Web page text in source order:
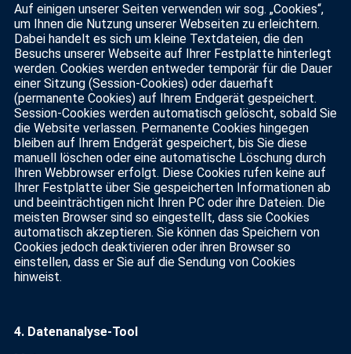
Auf einigen unserer Seiten verwenden wir sog. „Cookies“,
um Ihnen die Nutzung unserer Webseiten zu erleichtern.
Dabei handelt es sich um kleine Textdateien, die den
Besuchs unserer Webseite auf Ihrer Festplatte hinterlegt
werden. Cookies werden entweder temporär für die Dauer
einer Sitzung (Session-Cookies) oder dauerhaft
(permanente Cookies) auf Ihrem Endgerät gespeichert.
Session-Cookies werden automatisch gelöscht, sobald Sie
die Website verlassen. Permanente Cookies hingegen
bleiben auf Ihrem Endgerät gespeichert, bis Sie diese
manuell löschen oder eine automatische Löschung durch
Ihren Webbrowser erfolgt. Diese Cookies rufen keine auf
Ihrer Festplatte über Sie gespeicherten Informationen ab
und beeinträchtigen nicht Ihren PC oder ihre Dateien. Die
meisten Browser sind so eingestellt, dass sie Cookies
automatisch akzeptieren. Sie können das Speichern von
Cookies jedoch deaktivieren oder ihren Browser so
einstellen, dass er Sie auf die Sendung von Cookies
hinweist.
4. Datenanalyse-Tool